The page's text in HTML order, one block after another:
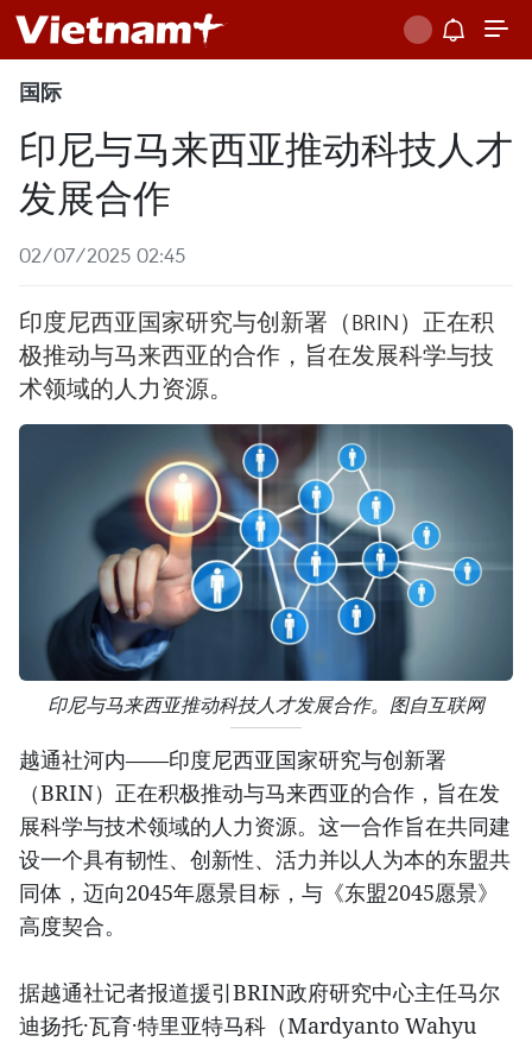
国际
印尼与马来西亚推动科技人才
发展合作
02/07/2025 02:45
印度尼西亚国家研究与创新署（BRIN）正在积
极推动与马来西亚的合作，旨在发展科学与技
术领域的人力资源。
印尼与马来西亚推动科技人才发展合作。图自互联网
越通社河内——印度尼西亚国家研究与创新署
（BRIN）正在积极推动与马来西亚的合作，旨在发
展科学与技术领域的人力资源。这一合作旨在共同建
设一个具有韧性、创新性、活力并以人为本的东盟共
同体，迈向2045年愿景目标，与《东盟2045愿景》
高度契合。
据越通社记者报道援引BRIN政府研究中心主任马尔
迪扬托·瓦育·特里亚特马科（Mardyanto Wahyu